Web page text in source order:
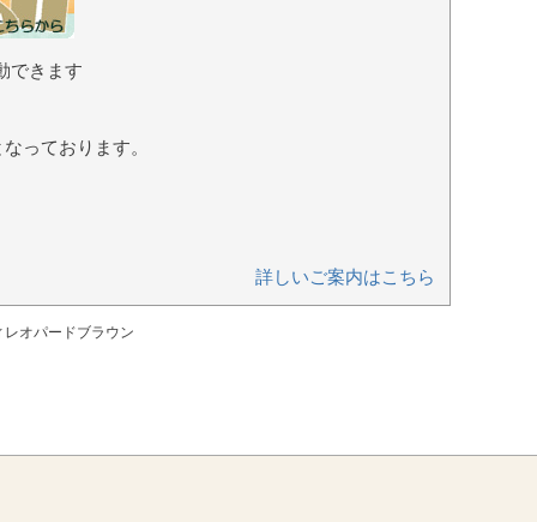
できます
っております。
詳しいご案内はこちら
レオパードブラウン